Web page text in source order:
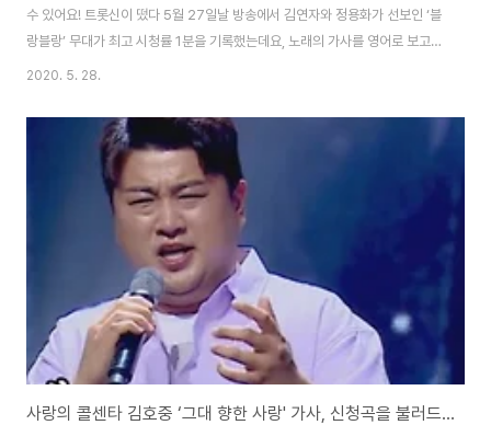
수 있어요! 트롯신이 떴다 5월 27일날 방송에서 김연자와 정용화가 선보인 ‘블
랑블랑’ 무대가 최고 시청률 1분을 기록했는데요, 노래의 가사를 영어로 보고,
중요한 표현을 배워 봅시다! 블링블링 Bling Bling 만남은 인연의 시작 / A
are traces of time 결혼은 연애의 선물 / A marriage is a present of
love 행복은 지금 이순간 / Happiness is now in this moment 입술아 어
서 말을해 / Lips, come on tell me 나없이 못산다고 / Tha..
2020. 5. 28.
사랑의 콜센타 김호중 ‘그대 향한 사랑' 가사, 신청곡을 불러드립니다~ 잘자요 특집 (인기노래 가사 영어로)